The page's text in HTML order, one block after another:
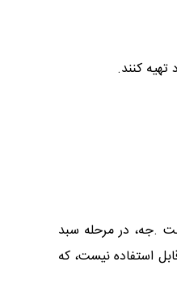
کنند.
.جه، در مرحله سبد
استفاده نیست، که